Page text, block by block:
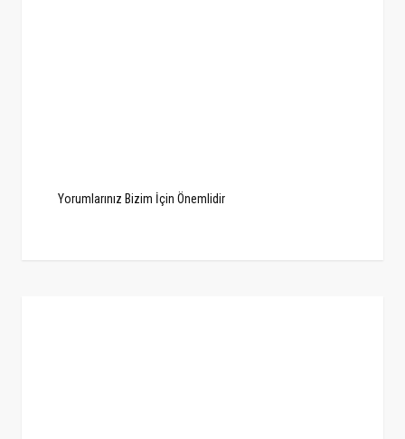
Yorumlarınız Bizim İçin Önemlidir